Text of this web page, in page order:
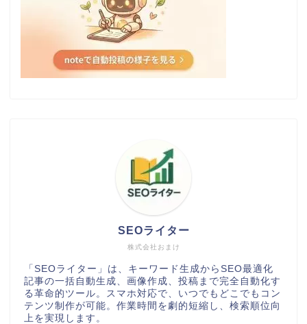
株式会社おまけ
SEOライター
「SEOライター」は、キーワード生成からSEO最適化
記事の一括自動生成、画像作成、投稿まで完全自動化す
る革命的ツール。スマホ対応で、いつでもどこでもコン
テンツ制作が可能。作業時間を劇的短縮し、検索順位向
上を実現します。